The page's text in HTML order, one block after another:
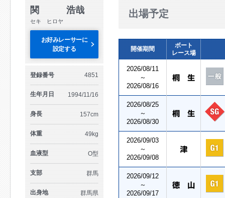
関 浩哉
セキ ヒロヤ
お好みレーサーに
設定する
登録番号 4851
生年月日 1994/11/16
身長 157cm
体重 49kg
血液型 O型
支部 群馬
出身地 群馬県
出場予定
開催期間
ボート
レース場
2026/08/11
～
2026/08/16
2026/08/25
～
2026/08/30
2026/09/03
～
2026/09/08
2026/09/12
～
2026/09/17